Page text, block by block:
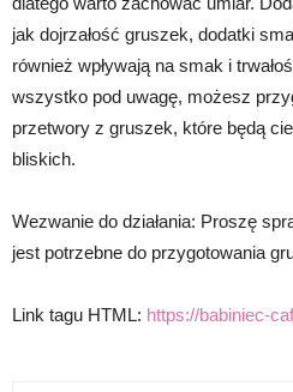
jak dojrzałość gruszek, dodatki
również wpływają na smak i
wszystko pod uwagę, możesz
przetwory z gruszek, które będą
bliskich.
Wezwanie do działania: Proszę
jest potrzebne do przygotowania
Link tagu HTML: https://babiniec-